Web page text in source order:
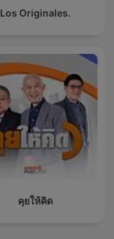
Los Originales.
คุยให้คิด